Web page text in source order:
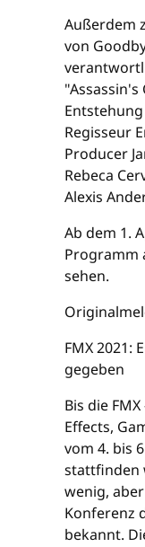
Außerdem
von
"Assassin's
Regisseur
Producer
Rebeca
Alexis
Ab dem 1.
Programm
sehen.
FMX 2021:
gegeben
Bis die
Effects,
vom 4. bis
stattfinden
wenig,
Konferenz
bekannt.